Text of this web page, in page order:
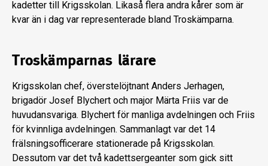
kadetter till Krigsskolan. Likaså flera andra kårer som är
kvar än i dag var representerade bland Troskämparna.
Troskämparnas lärare
Krigsskolan chef, överstelöjtnant Anders Jerhagen,
brigadör Josef Blychert och major Märta Friis var de
huvudansvariga. Blychert för manliga avdelningen och Friis
för kvinnliga avdelningen. Sammanlagt var det 14
frälsningsofficerare stationerade på Krigsskolan.
Dessutom var det två kadettsergeanter som gick sitt